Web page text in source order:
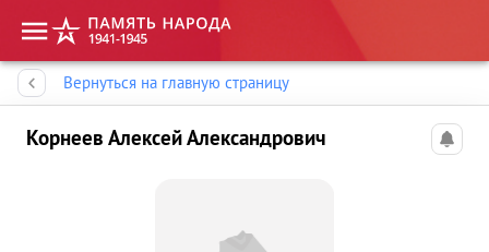
Вернуться на главную страницу
Корнеев Алексей Александрович
Память народа